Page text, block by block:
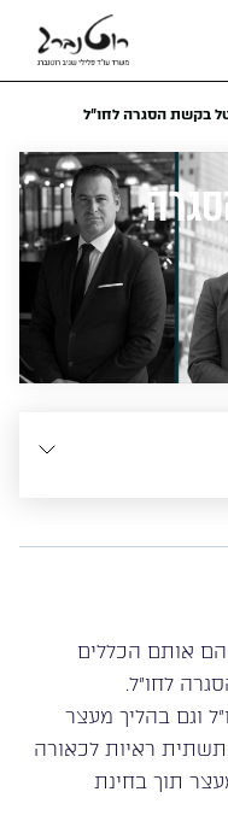
בקשת הסגרה לחו"ל
הם אותם הכללים
לחו”ל.
וגם בהליך מעצר
ראיות לכאורה
תוך בחינת